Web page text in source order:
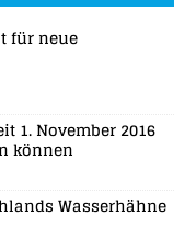
für neue
1. November 2016
können
Wasserhähne